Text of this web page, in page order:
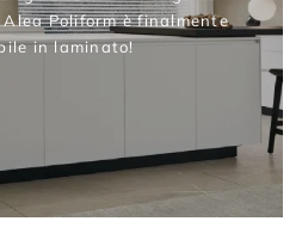
Poliform è finalmente
in laminato!